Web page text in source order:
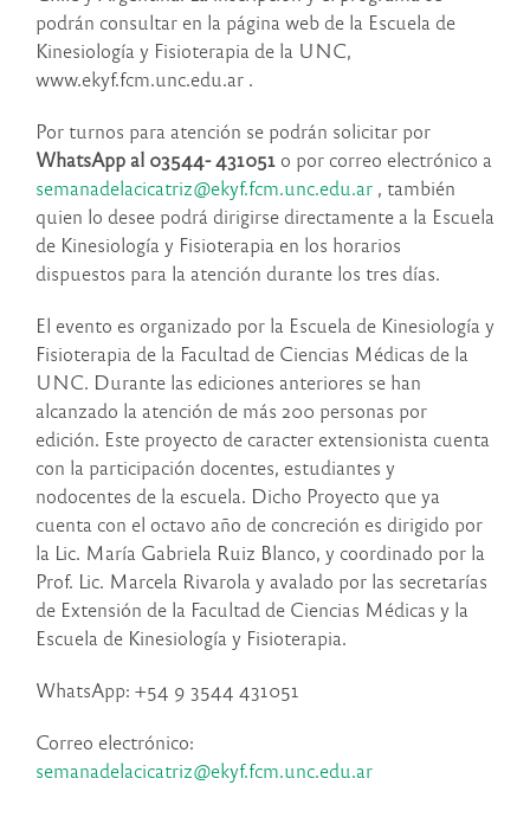
podrán consultar en la página web de la Escuela de
Kinesiología y Fisioterapia de la UNC,
www.ekyf.fcm.unc.edu.ar .
Por turnos para atención se podrán solicitar por
WhatsApp al 03544- 431051 o por correo electrónico a
semanadelacicatriz@ekyf.fcm.unc.edu.ar, también
quien lo desee podrá dirigirse directamente a la Escuela
de Kinesiología y Fisioterapia en los horarios
dispuestos para la atención durante los tres días.
El evento es organizado por la Escuela de Kinesiología y
Fisioterapia de la Facultad de Ciencias Médicas de la
UNC. Durante las ediciones anteriores se han
alcanzado la atención de más 200 personas por
edición. Este proyecto de caracter extensionista cuenta
con la participación docentes, estudiantes y
nodocentes de la escuela. Dicho Proyecto que ya
cuenta con el octavo año de concreción es dirigido por
la Lic. María Gabriela Ruiz Blanco, y coordinado por la
Prof. Lic. Marcela Rivarola y avalado por las secretarías
de Extensión de la Facultad de Ciencias Médicas y la
Escuela de Kinesiología y Fisioterapia.
WhatsApp: +54 9 3544 431051
Correo electrónico:
semanadelacicatriz@ekyf.fcm.unc.edu.ar